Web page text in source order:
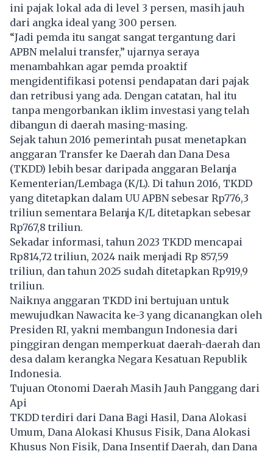
ini pajak lokal ada di level 3 persen, masih jauh
dari angka ideal yang 300 persen.
“Jadi pemda itu sangat sangat tergantung dari
APBN melalui transfer,” ujarnya seraya
menambahkan agar pemda proaktif
mengidentifikasi potensi pendapatan dari pajak
dan retribusi yang ada. Dengan catatan, hal itu
tanpa mengorbankan iklim investasi yang telah
dibangun di daerah masing-masing.
Sejak tahun 2016 pemerintah pusat menetapkan
anggaran Transfer ke Daerah dan Dana Desa
(TKDD) lebih besar daripada anggaran Belanja
Kementerian/Lembaga (K/L). Di tahun 2016, TKDD
yang ditetapkan dalam UU APBN sebesar Rp776,3
triliun sementara Belanja K/L ditetapkan sebesar
Rp767,8 triliun.
Sekadar informasi, tahun 2023 TKDD mencapai
Rp814,72 triliun, 2024 naik menjadi Rp 857,59
triliun, dan tahun 2025 sudah ditetapkan Rp919,9
triliun.
Naiknya anggaran TKDD ini bertujuan untuk
mewujudkan Nawacita ke-3 yang dicanangkan oleh
Presiden RI, yakni membangun Indonesia dari
pinggiran dengan memperkuat daerah-daerah dan
desa dalam kerangka Negara Kesatuan Republik
Indonesia.
Tujuan Otonomi Daerah Masih Jauh Panggang dari
Api
TKDD terdiri dari Dana Bagi Hasil, Dana Alokasi
Umum, Dana Alokasi Khusus Fisik, Dana Alokasi
Khusus Non Fisik, Dana Insentif Daerah, dan Dana